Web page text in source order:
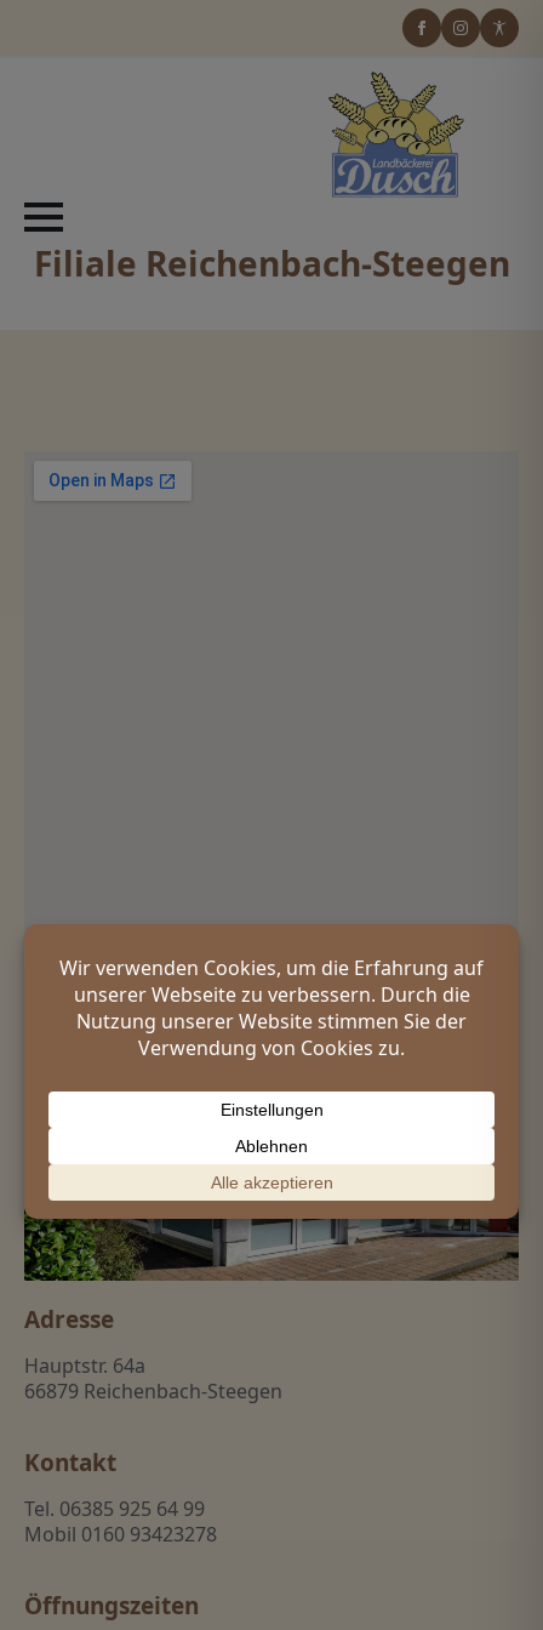
Filiale Reichenbach-Steegen
Adresse
Hauptstr. 64a
66879 Reichenbach-Steegen
Kontakt
Tel. 06385 925 64 99
Mobil 0160 93423278
Öffnungszeiten